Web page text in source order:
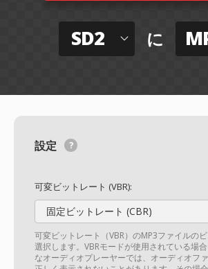
SD2 に
設定
可変ビットレート (VBR):
固定ビットレート (CBR)
可変ビットレート（VBR）のMP3ファイルの
選択します。VBRモードが使用されている場
なオーディオプレーヤーでは、オーディオフ